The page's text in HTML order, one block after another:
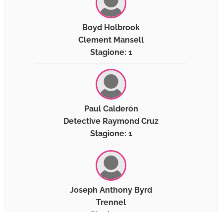
Boyd Holbrook
Clement Mansell
Stagione: 1
Paul Calderón
Detective Raymond Cruz
Stagione: 1
Joseph Anthony Byrd
Trennel